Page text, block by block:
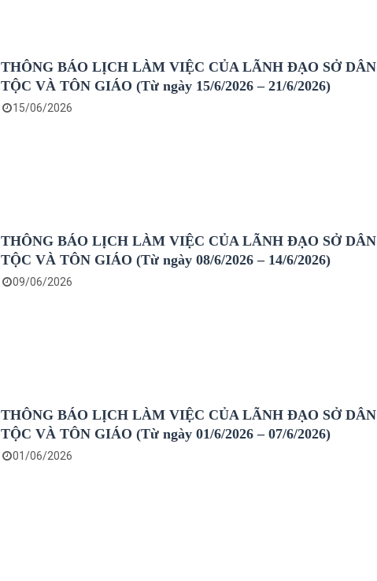
THÔNG BÁO LỊCH LÀM VIỆC CỦA LÃNH ĐẠO SỞ DÂN
TỘC VÀ TÔN GIÁO (Từ ngày 15/6/2026 – 21/6/2026)
15/06/2026
THÔNG BÁO LỊCH LÀM VIỆC CỦA LÃNH ĐẠO SỞ DÂN
TỘC VÀ TÔN GIÁO (Từ ngày 08/6/2026 – 14/6/2026)
09/06/2026
THÔNG BÁO LỊCH LÀM VIỆC CỦA LÃNH ĐẠO SỞ DÂN
TỘC VÀ TÔN GIÁO (Từ ngày 01/6/2026 – 07/6/2026)
01/06/2026